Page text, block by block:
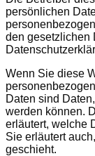
persönlichen
den gesetzlichen
Wenn Sie diese
Daten sind
werden können.
erläutert, welche
Sie erläutert
geschieht.